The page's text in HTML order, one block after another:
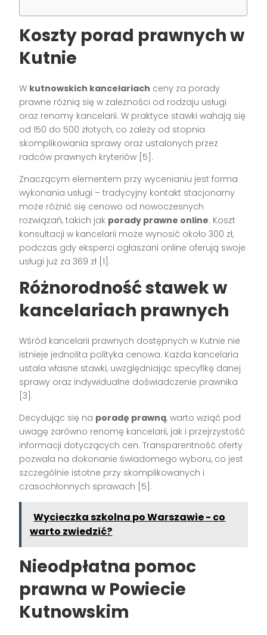
Koszty porad prawnych w
Kutnie
W kutnowskich kancelariach ceny za porady
prawne różnią się w zależności od rodzaju usługi
oraz renomy kancelarii. W praktyce stawki wahają się
od 150 do 500 złotych, co zależy od stopnia
skomplikowania sprawy oraz ustalonych przez
radców prawnych kryteriów [5].
Znaczącym elementem przy wycenianiu jest forma
wykonania usługi – tradycyjny kontakt stacjonarny
może różnić się cenowo od nowoczesnych
rozwiązań, takich jak porady prawne online. Koszt
konsultacji w kancelarii może wynosić około 300 zł,
podczas gdy eksperci ogłaszani online oferują swoje
usługi już za 369 zł [1].
Różnorodność stawek w
kancelariach prawnych
Wśród kancelarii prawnych dostępnych w Kutnie nie
istnieje jednolita polityka cenowa. Każda kancelaria
ustala własne stawki, uwzględniając specyfikę danej
sprawy oraz indywidualne doświadczenie prawnika
[3].
Decydując się na poradę prawną, warto wziąć pod
uwagę zarówno renomę kancelarii, jak i przejrzystość
informacji dotyczących cen. Transparentność oferty
pozwala na dokonanie świadomego wyboru, co jest
szczególnie istotne przy skomplikowanych i
czasochłonnych sprawach [5].
Wycieczka szkolna po Warszawie - co
warto zwiedzić?
Nieodpłatna pomoc
prawna w Powiecie
Kutnowskim